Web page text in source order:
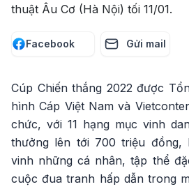
thuật Âu Cơ (Hà Nội) tối 11/01.
Facebook Gửi mail
Cúp Chiến thắng 2022 được
hình Cáp Việt Nam và
chức, với 11 hạng mục vinh
thưởng lên tới 700 triệu đồng,
vinh những cá nhân, tập thể
cuộc đua tranh hấp dẫn trong